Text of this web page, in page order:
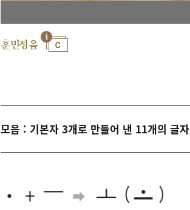
훈민정음
모음 : 기본자 3개로 만들어 낸 11개의 글자